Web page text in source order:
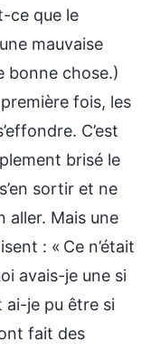
ce que le
mauvaise
bonne chose.)
fois, les
C’est
brisé le
sortir et ne
aller. Mais une
: « Ce n’était
avais-je une si
ai-je pu être si
fait des